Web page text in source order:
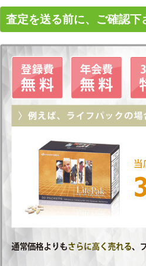
査定を送る前に、ご確認下